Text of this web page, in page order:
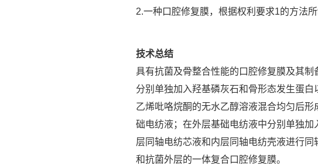
2.一种口腔修复膜，根据权利要求1的方法所
技术总结
具有抗菌及骨整合性能的口腔修复膜及其
分别单独加入羟基磷灰石和骨形态发生蛋
乙烯吡咯烷酮的无水乙醇溶液混合均匀后
础电纺液；在外层基础电纺液中分别单独
层同轴电纺芯液和内层同轴电纺壳液进行
和抗菌外层的一体复合口腔修复膜。